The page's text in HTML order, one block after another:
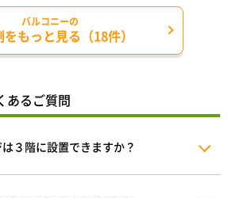
バルコニーの
もっと見る（18件）
あるご質問
３階に設置できますか？